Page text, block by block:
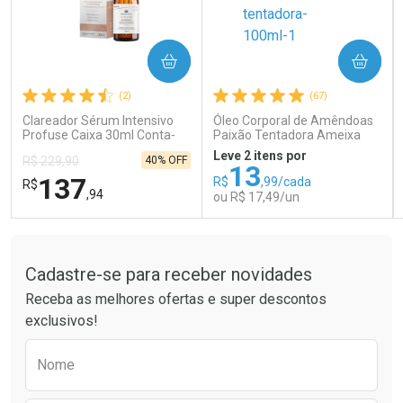
Comprar sem Desconto
Por R$ 66,43/cada
Comprar sem Desconto
Por R$ 66,43/cada
Comprar sem Desconto
Por R$ 121,90/cada
Comprar sem Desconto
Por R$ 121,90/cada
(2)
Clareador Sérum Intensivo
Profuse Caixa 30ml Conta-
R$ 229,90
R$137,94
40% OFF
COMPRAR
Laboratório
Por Menos
(67)
Óleo Corporal de Amêndoas
Paixão Tentadora Ameixa
Rubi 100ml
Leve 2 itens por
R$13,99/cada
ou R$ 17,49/un
COMPRAR
Laboratório
Por Menos
Cadastre-se para receber novidades
Receba as melhores ofertas e super descontos
exclusivos!
Nome